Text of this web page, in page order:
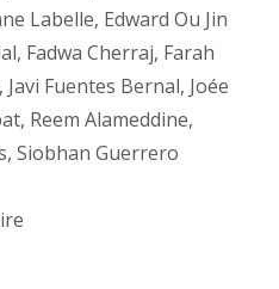
Labelle, Edward Ou Jin
, Fadwa Cherraj, Farah
, Javi Fuentes Bernal, Joée
, Reem Alameddine,
, Siobhan Guerrero